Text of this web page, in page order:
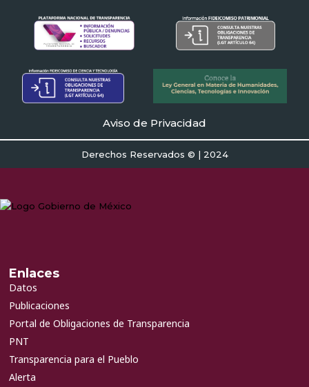
Aviso de Privacidad
Derechos Reservados © | 2024
Enlaces
Datos
Publicaciones
Portal de Obligaciones de Transparencia
PNT
Transparencia para el Pueblo
Alerta